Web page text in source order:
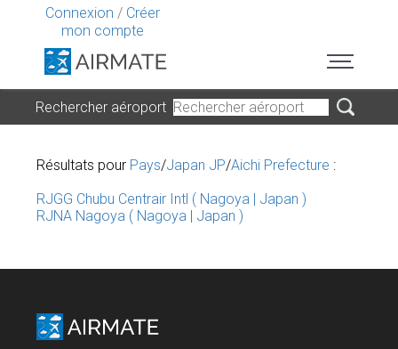
Connexion / Créer
mon compte
Rechercher aéroport
Résultats pour Pays/Japan JP/Aichi Prefecture :
RJGG Chubu Centrair Intl ( Nagoya | Japan )
RJNA Nagoya ( Nagoya | Japan )